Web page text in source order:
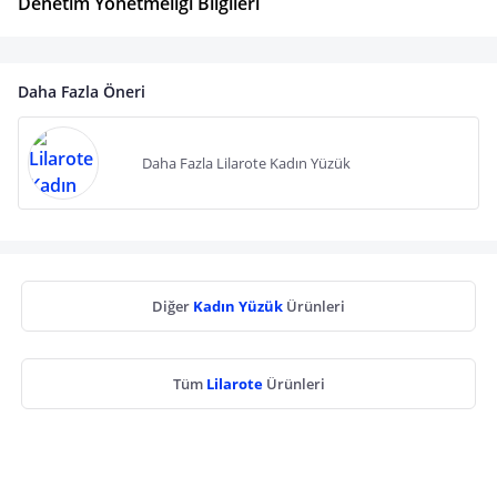
Daha Fazla Öneri
Daha Fazla Lilarote Kadın Yüzük
Diğer Kadın Yüzük Ürünleri
Tüm Lilarote Ürünleri